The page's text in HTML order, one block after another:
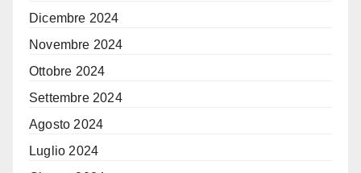
Dicembre 2024
Novembre 2024
Ottobre 2024
Settembre 2024
Agosto 2024
Luglio 2024